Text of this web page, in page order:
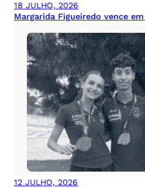
18 JULHO, 2026
Margarida Figueiredo vence
12 JULHO, 2026